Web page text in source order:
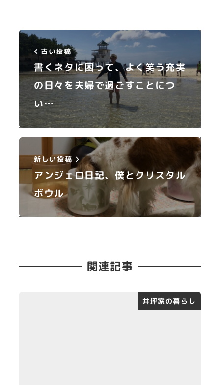
古い投稿
書くネタに困って、よく笑う充実
の日々を夫婦で過ごすことにつ
い…
新しい投稿
アンジェロ日記、僕とクリスタル
ボウル
関連記事
井坪家の暮らし